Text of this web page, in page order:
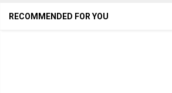
RECOMMENDED FOR YOU